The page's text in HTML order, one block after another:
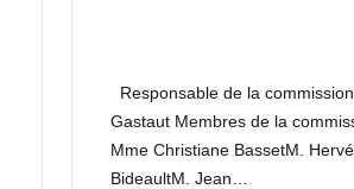
Responsable de la
Gastaut Membres de la
Mme Christiane BassetM. Hervé
BideaultM. Jean…